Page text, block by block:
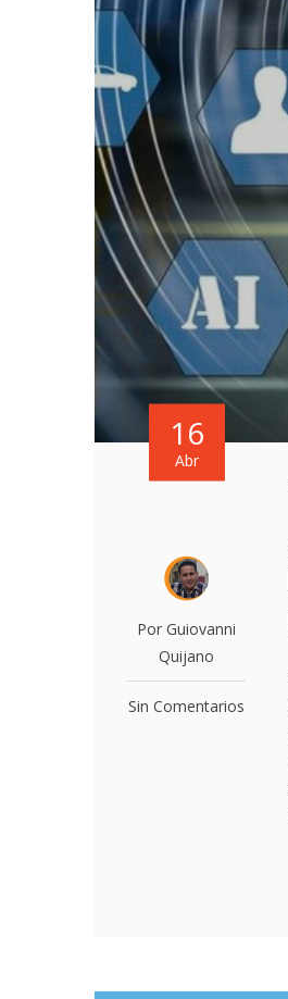
16
Abr
Por Guiovanni
Quijano
Sin Comentarios